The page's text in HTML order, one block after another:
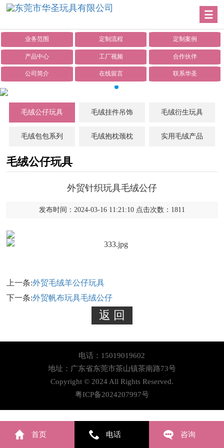
业务范围 定制流程 定制案例
产品中心 工厂视频 合作伙伴
公司简介 在线留言 联系华圣
毛绒公仔玩具 毛绒挂件吊饰 毛绒衍生玩具
毛绒包包系列 毛绒抱枕颈枕 实用毛绒产品
毛绒公仔玩具
外贸针织玩具毛绒公仔
发布时间：2024-03-16 11:21:10 点击次数：1811
上一条:外贸毛绒羊公仔玩具
下一条:外贸帆布玩具毛绒公仔
电话：15019019602
地址：广东省东莞市茶山镇茶南路73号
Copyright © 2024 All Rights Reserved.
粤ICP备2024207997号
首页 电话 咨询